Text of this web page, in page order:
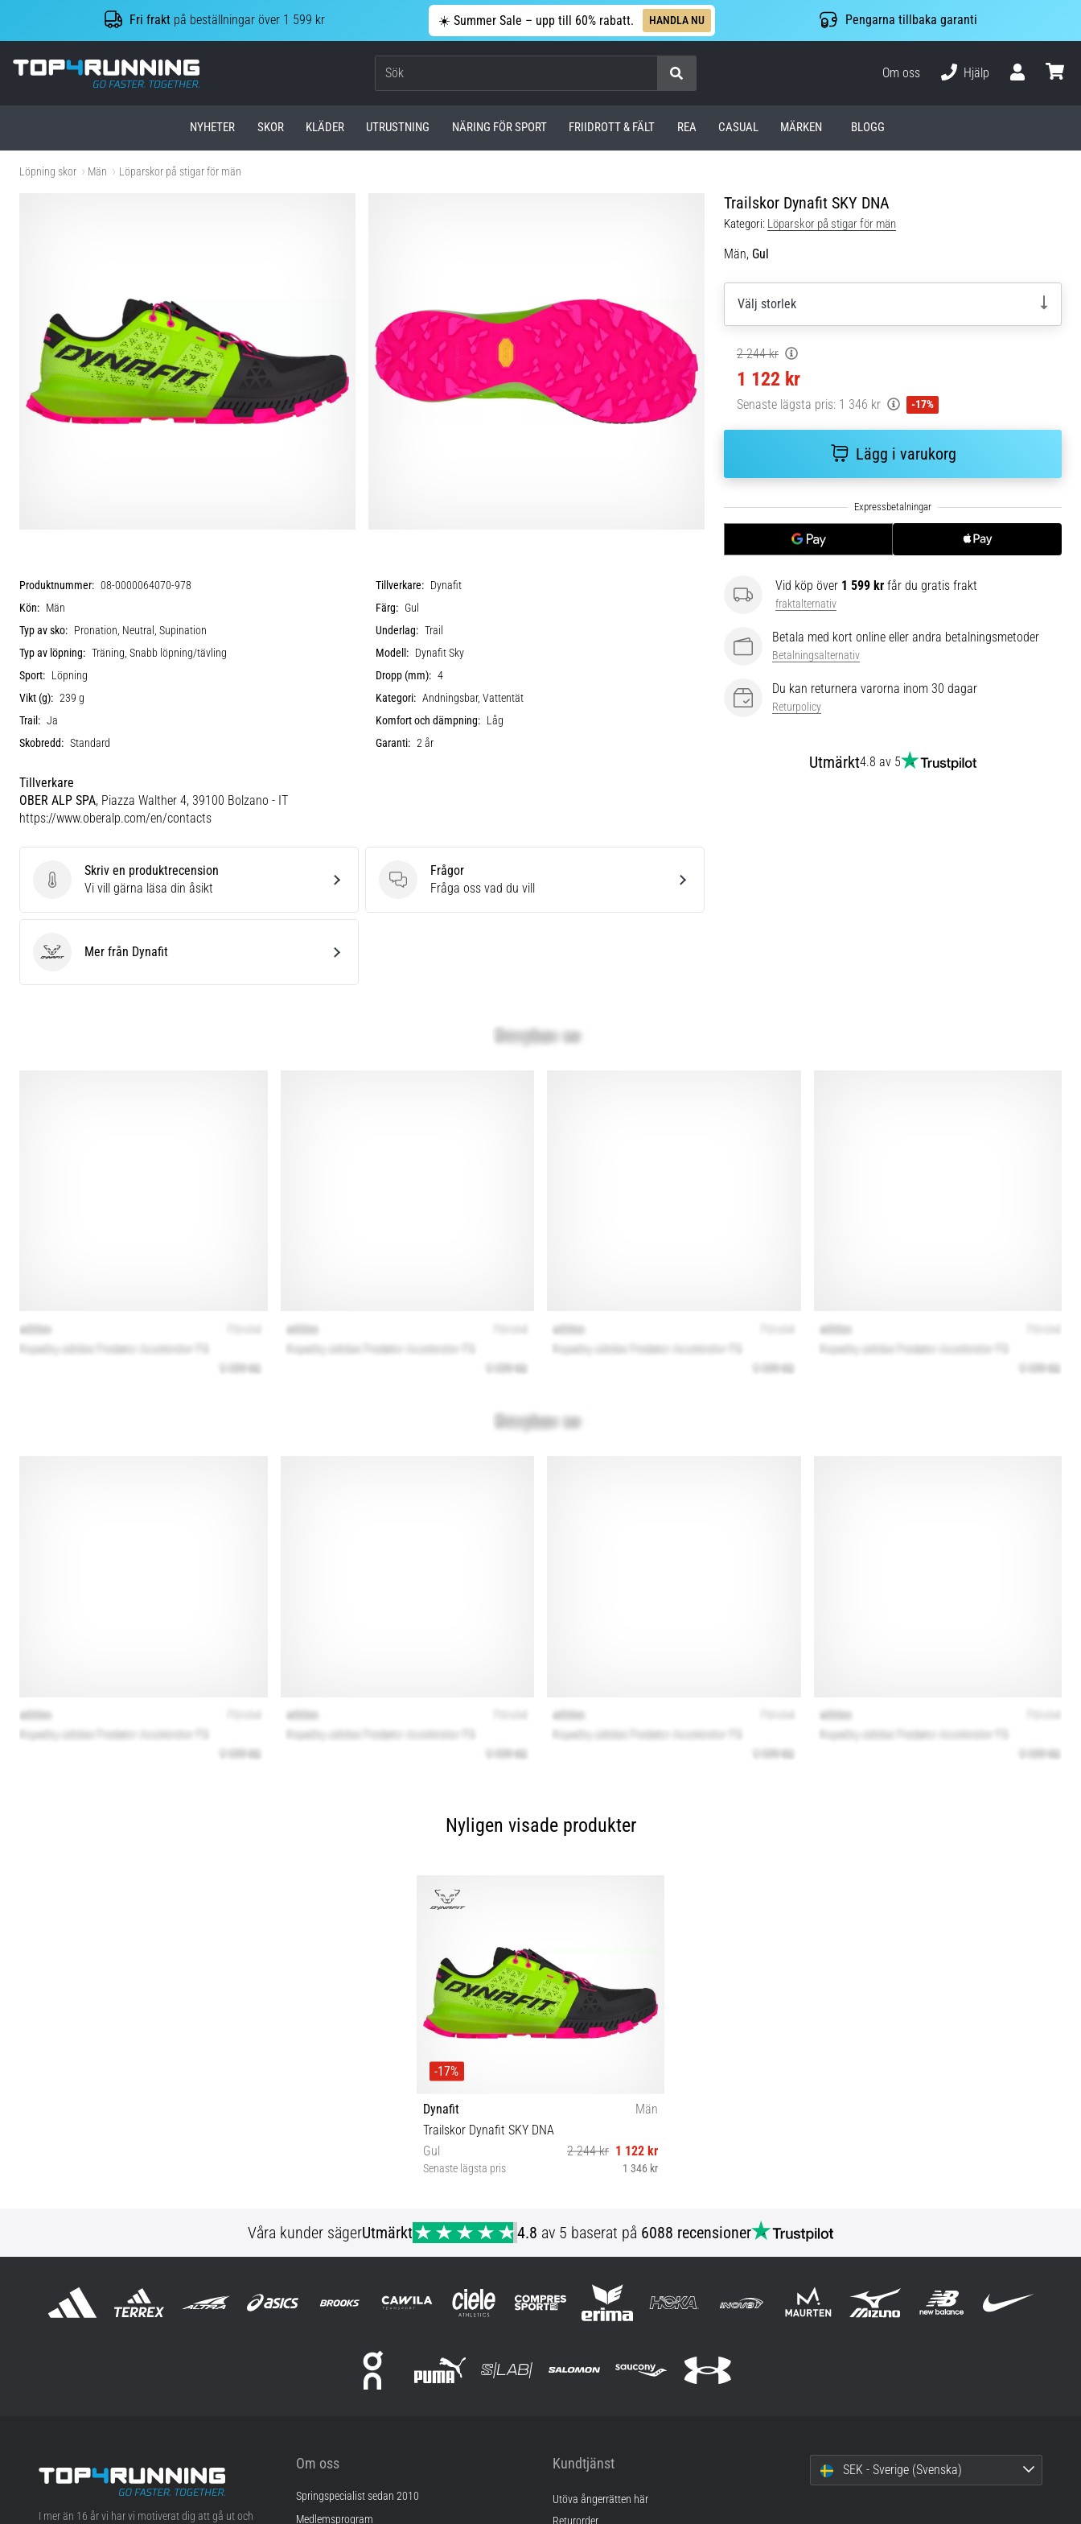
Fri frakt på beställningar över 1 599 kr ☀️ Summer Sale – upp till 60% rabatt. HANDLA NU Pengarna tillbaka garanti
Top4Running.se
Om oss
Hjälp
NYHETER SKOR KLÄDER UTRUSTNING NÄRING FÖR SPORT FRIIDROTT & FÄLT REA CASUAL MÄRKEN BLOGG
Löpning skor Män Löparskor på stigar för män
Trailskor Dynafit SKY DNA
Kategori: Löparskor på stigar för män
Män, Gul
Välj storlek
2 244 kr
1 122 kr
Senaste lägsta pris: 1 346 kr -17%
Lägg i varukorg
Vid köp över 1 599 kr får du gratis frakt
fraktalternativ
Betala med kort online eller andra betalningsmetoder
Betalningsalternativ
Du kan returnera varorna inom 30 dagar
Returpolicy
Utmärkt4.8 av 5
Produktnummer: 08-0000064070-978 Tillverkare: Dynafit
Kön: Män Färg: Gul
Typ av sko: Pronation, Neutral, Supination Underlag: Trail
Typ av löpning: Träning, Snabb löpning/tävling Modell: Dynafit Sky
Sport: Löpning Dropp (mm): 4
Vikt (g): 239 g Kategori: Andningsbar, Vattentät
Trail: Ja Komfort och dämpning: Låg
Skobredd: Standard Garanti: 2 år
Tillverkare
OBER ALP SPA, Piazza Walther 4, 39100 Bolzano - IT
https://www.oberalp.com/en/contacts
Skriv en produktrecension
Skriv en produktrecension
Vi vill gärna läsa din åsikt
Frågor
Frågor
Fråga oss vad du vill
DynafitMer från Dynafit
Nyligen visade produkter
-17%
Dynafit
Män
Trailskor Dynafit SKY DNA
Gul
2 244 kr 1 122 kr
Senaste lägsta pris 1 346 kr
Våra kunder sägerUtmärkt 4.8 av 5 baserat på 6088 recensioner
Top4Running.se
I mer än 16 år vi har vi motiverat dig att gå ut och
Om oss
Springspecialist sedan 2010
Medlemsprogram
Kundtjänst
Utöva ångerrätten här
SEK - Sverige (Svenska)